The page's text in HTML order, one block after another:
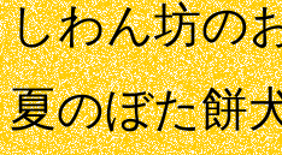
しわん坊の
夏のぼた餅